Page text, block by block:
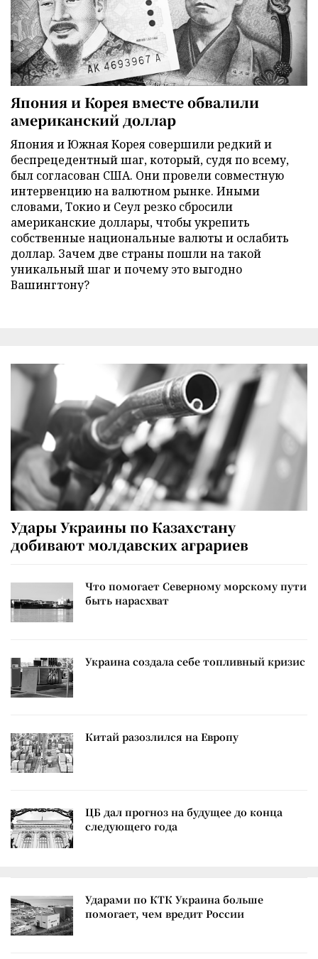
Япония и Корея вместе обвалили
американский доллар
Япония и Южная Корея совершили редкий и
беспрецедентный шаг, который, судя по всему,
был согласован США. Они провели совместную
интервенцию на валютном рынке. Иными
словами, Токио и Сеул резко сбросили
американские доллары, чтобы укрепить
собственные национальные валюты и ослабить
доллар. Зачем две страны пошли на такой
уникальный шаг и почему это выгодно
Вашингтону?
Удары Украины по Казахстану
добивают молдавских аграриев
Что помогает Северному морскому пути
быть нарасхват
Украина создала себе топливный кризис
Китай разозлился на Европу
ЦБ дал прогноз на будущее до конца
следующего года
Ударами по КТК Украина больше
помогает, чем вредит России